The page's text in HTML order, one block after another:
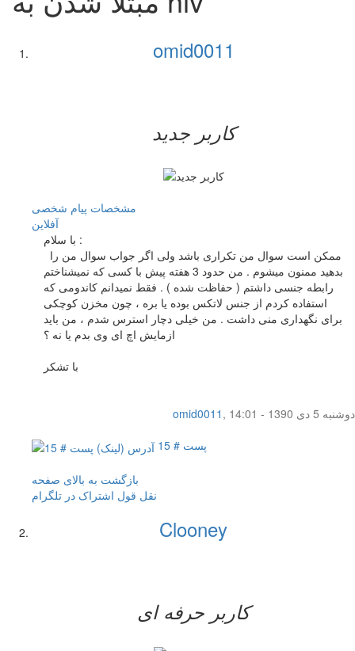
omid0011
کاربر جدید
مشخصات پیام شخصی
آفلاين
با سلام :
بدهید ممنون میشوم . من حدود 3 هفته پیش با کسی که نمیشناختم
رابطه جنسی داشتم ( حفاظت شده ) . فقط نمیدانم کاندومی که
استفاده کردم از جنس لاتکس بوده یا بره ، چون مخزن کوچکی
برای نگهداری منی داشت . من خیلی دچار استرس شدم ، من باید
ازمایش اچ ای وی بدم یا نه ؟
با تشکر
omid0011 ,
دوشنبه 5 دی 1390 - 14:01
پست # 15
بازگشت به بالای صفحه
نقل قول اشتراک در تلگرام
Clooney
کاربر حرفه ای